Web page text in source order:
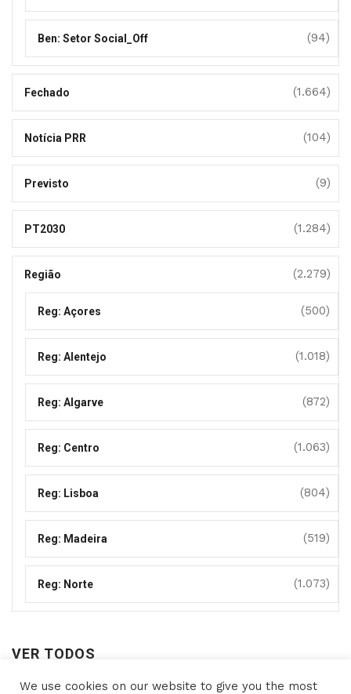
Ben: Setor Social_Off (94)
Fechado (1.664)
Notícia PRR (104)
Previsto (9)
PT2030 (1.284)
Região (2.279)
Reg: Açores (500)
Reg: Alentejo (1.018)
Reg: Algarve (872)
Reg: Centro (1.063)
Reg: Lisboa (804)
Reg: Madeira (519)
Reg: Norte (1.073)
VER TODOS
We use cookies on our website to give you the most